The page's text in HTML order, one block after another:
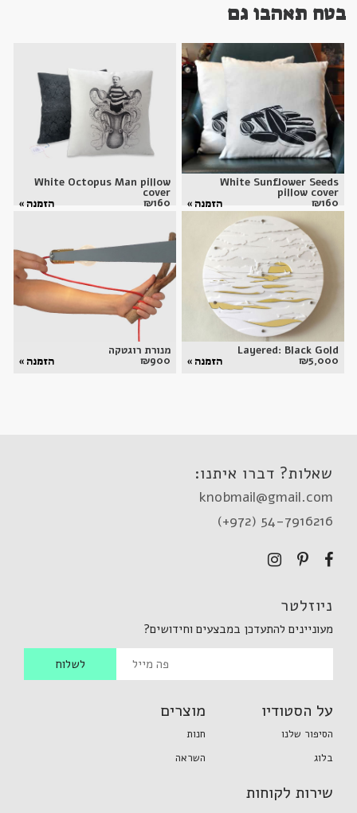
בטח תאהבו גם
White Sunflower Seeds
pillow cover
₪160 הזמנה »
White Octopus Man pillow
cover
₪160 הזמנה »
Layered: Black Gold
₪5,000 הזמנה »
מנורת רוגטקה
₪900 הזמנה »
שאלות? דברו איתנו:
knobmail@gmail.com
(+972) 54-7916216
ניוזלטר
מעוניינים להתעדכן במבצעים וחידושים?
על הסטודיו
הסיפור שלנו
בלוג
מוצרים
חנות
השראה
שירות לקוחות